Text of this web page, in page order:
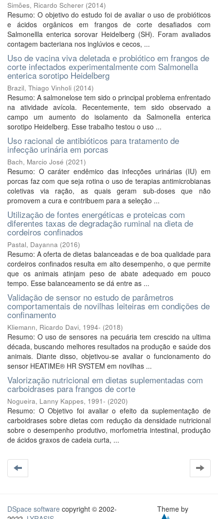
Simões, Ricardo Scherer (2014)
Resumo: O objetivo do estudo foi de avaliar o uso de probióticos
e ácidos orgânicos em frangos de corte desafiados com
Salmonellla enterica sorovar Heidelberg (SH). Foram avaliados
contagem bacteriana nos inglúvios e cecos, ...
Uso de vacina viva deletada e probiótico em frangos de
corte infectados experimentalmente com Salmonella
enterica sorotipo Heidelberg
Brazil, Thiago Vinholi (2014)
Resumo: A salmonelose tem sido o principal problema enfrentado
na atividade avícola. Recentemente, tem sido observado a
campo um aumento do isolamento da Salmonella enterica
sorotipo Heidelberg. Esse trabalho testou o uso ...
Uso racional de antibióticos para tratamento de
infecção urinária em porcas
Bach, Marcio José (2021)
Resumo: O caráter endêmico das infecções urinárias (IU) em
porcas faz com que seja rotina o uso de terapias antimicrobianas
coletivas via ração, as quais geram sub-doses que não
promovem a cura e contribuem para a seleção ...
Utilização de fontes energéticas e proteicas com
diferentes taxas de degradação ruminal na dieta de
cordeiros confinados
Pastal, Dayanna (2016)
Resumo: A oferta de dietas balanceadas e de boa qualidade para
cordeiros confinados resulta em alto desempenho, o que permite
que os animais atinjam peso de abate adequado em pouco
tempo. Esse balanceamento se dá entre as ...
Validação de sensor no estudo de parâmetros
comportamentais de novilhas leiteiras em condições de
confinamento
Kliemann, Ricardo Davi, 1994- (2018)
Resumo: O uso de sensores na pecuária tem crescido na ultima
década, buscando melhores resultados na produção e saúde dos
animais. Diante disso, objetivou-se avaliar o funcionamento do
sensor HEATIME® HR SYSTEM em novilhas ...
Valorização nutricional em dietas suplementadas com
carboidrases para frangos de corte
Nogueira, Lanny Kappes, 1991- (2020)
Resumo: O Objetivo foi avaliar o efeito da suplementação de
carboidrases sobre dietas com redução da densidade nutricional
sobre o desempenho produtivo, morfometria intestinal, produção
de ácidos graxos de cadeia curta, ...
DSpace software copyright © 2002-
Theme by